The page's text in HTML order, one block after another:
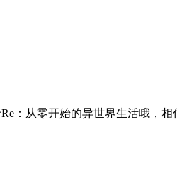
：从零开始的异世界生活哦，